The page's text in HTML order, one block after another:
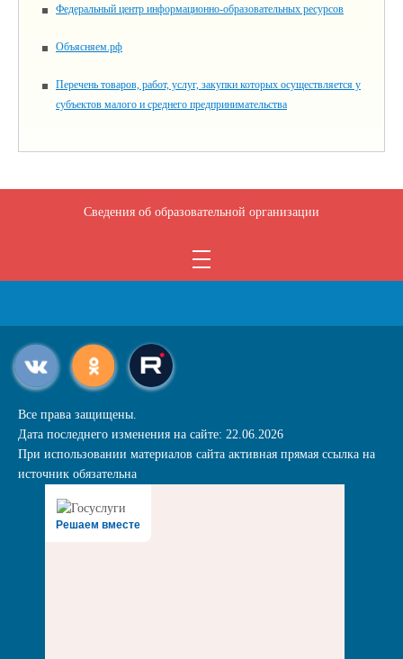
Федеральный центр информационно-образовательных ресурсов
Объясняем.рф
Перечень товаров, работ, услуг, закупки которых осуществляется у
субъектов малого и среднего предпринимательства
Сведения об образовательной организации
Все права защищены.
Дата последнего изменения на сайте: 22.06.2026
При использовании материалов сайта активная прямая ссылка на
источник обязательна
Решаем вместе